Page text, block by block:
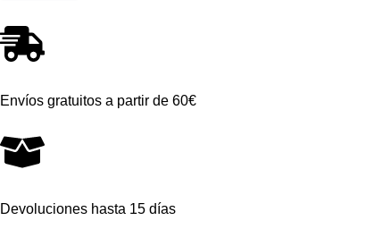
Envíos gratuitos a partir de 60€
Devoluciones hasta 15 días